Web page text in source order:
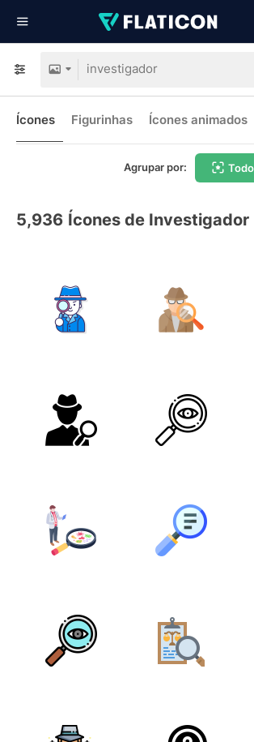
Ícones Figurinhas Ícones animados
Agrupar por:
5,936 Ícones de Investigador